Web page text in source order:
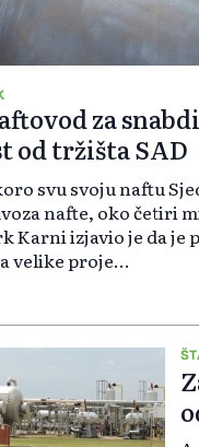
za
od tržišta SAD
svu svoju naftu
nafte, oko četiri
Karni izjavio je da
velike proje...